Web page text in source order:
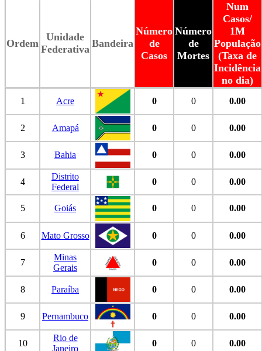
Ordem
Unidade
Federativa Bandeira
Número
de
Casos
Número
de
Mortes
Num
Casos/
1M
População
(Taxa de
Incidência
no dia)
1 Acre 0 0 0.00
2 Amapá 0 0 0.00
3 Bahia 0 0 0.00
4
Distrito
Federal
0 0 0.00
5 Goiás 0 0 0.00
6 Mato Grosso 0 0 0.00
7
Minas
Gerais
0 0 0.00
8 Paraíba 0 0 0.00
9 Pernambuco 0 0 0.00
10
Rio de
Janeiro
0 0 0.00